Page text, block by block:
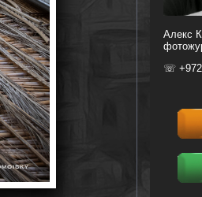
Алекс
☏